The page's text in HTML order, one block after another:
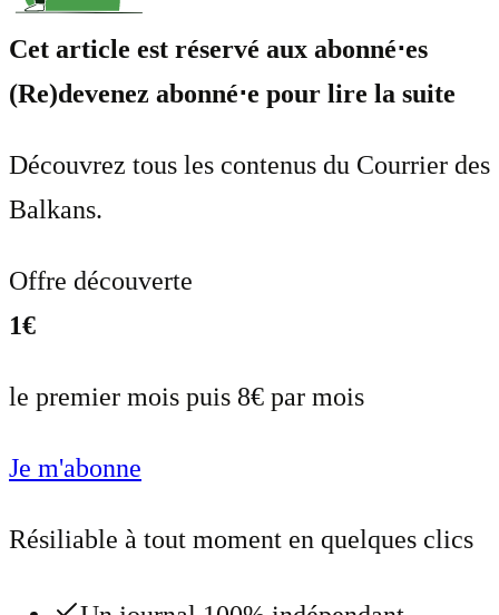
Cet article est réservé aux abonné⋅es
(Re)devenez abonné⋅e pour lire la suite
Découvrez tous les contenus du Courrier des
Balkans.
Offre découverte
1€
le premier mois puis 8€ par mois
Je m'abonne
Résiliable à tout moment en quelques clics